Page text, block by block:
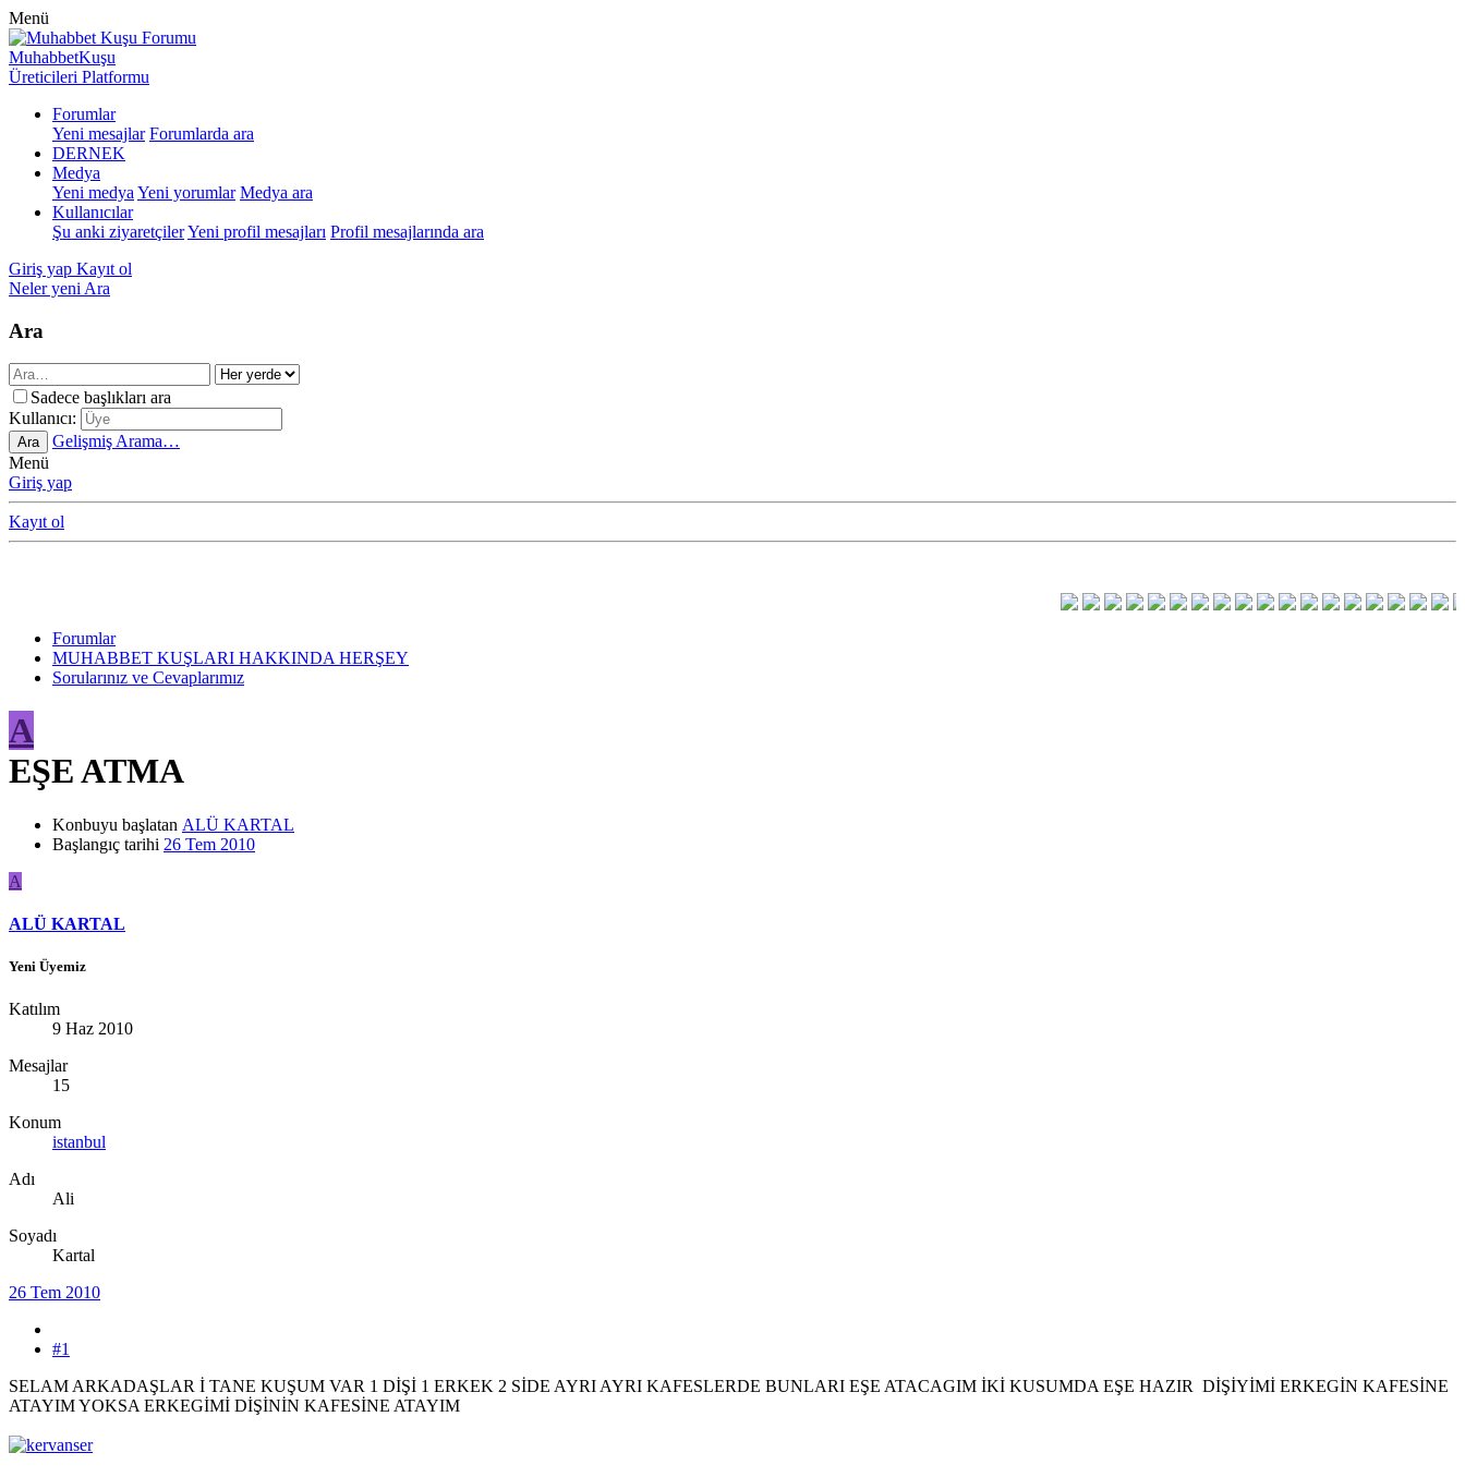
Menü
MuhabbetKuşu
Üreticileri Platformu
Forumlar
Yeni mesajlar Forumlarda ara
DERNEK
Medya
Yeni medya Yeni yorumlar Medya ara
Kullanıcılar
Şu anki ziyaretçilerYeni profil mesajları Profil mesajlarında ara
Giriş yap Kayıt ol
Neler yeni Ara
Ara
Sadece başlıkları ara
Kullanıcı:
Ara
Gelişmiş Arama…
Menü
Giriş yap
Kayıt ol
Forumlar
MUHABBET KUŞLARI HAKKINDA HERŞEY
Sorularınız ve Cevaplarımız
A
EŞE ATMA
Konbuyu başlatan ALÜ KARTAL
Başlangıç tarihi 26 Tem 2010
A
ALÜ KARTAL
Yeni Üyemiz
Katılım
9 Haz 2010
Mesajlar
15
Konum
istanbul
Adı
Ali
Soyadı
Kartal
26 Tem 2010
#1
SELAM ARKADAŞLAR İ TANE KUŞUM VAR 1 DİŞİ 1 ERKEK 2 SİDE AYRI AYRI KAFESLERDE BUNLARI EŞE ATACAGIM İKİ KUSUMDA EŞE HAZIR DİŞİYİMİ ERKEGİN KAFESİNE
ATAYIM YOKSA ERKEGİMİ DİŞİNİN KAFESİNE ATAYIM